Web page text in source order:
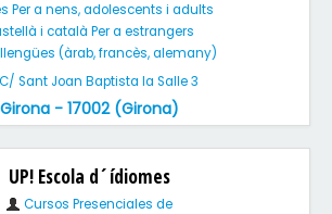
Per a nens, adolescents i adults
i català Per a estrangers
(àrab, francès, alemany)
C/ Sant Joan Baptista la Salle 3
Girona - 17002 (Girona)
UP! Escola d´ídiomes
Cursos Presenciales de